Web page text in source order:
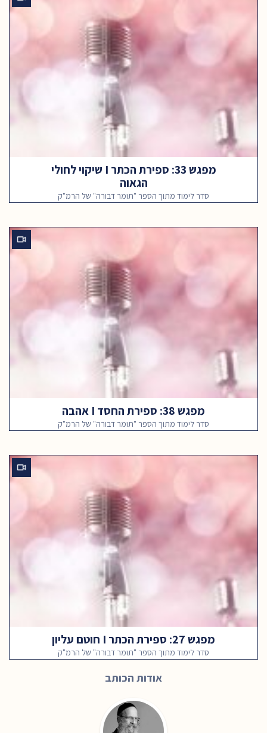
מפגש 33: ספירת הכתר I שיקוי לחולי
הגאוה
סדר לימוד מתוך הספר "תומר דבורה" של הרמ"ק
מפגש 38: ספירת החסד I אהבה
סדר לימוד מתוך הספר "תומר דבורה" של הרמ"ק
מפגש 27: ספירת הכתר I חוטם עליון
סדר לימוד מתוך הספר "תומר דבורה" של הרמ"ק
אודות הכותב